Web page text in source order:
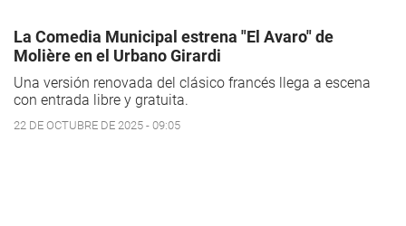
La Comedia Municipal estrena "El Avaro" de
Molière en el Urbano Girardi
Una versión renovada del clásico francés llega a escena
con entrada libre y gratuita.
22 DE OCTUBRE DE 2025 - 09:05